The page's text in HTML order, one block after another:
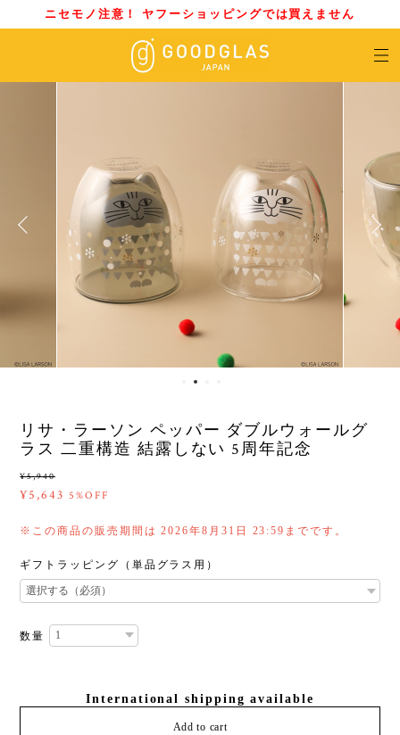
ニセモノ注意！ ヤフーショッピングでは買えません
リサ・ラーソン ペッパー ダブルウォールグ
ラス 二重構造 結露しない 5周年記念
¥5,940
¥5,643 5%OFF
※この商品の販売期間は 2026年8月31日 23:59までです。
ギフトラッピング（単品グラス用）
数量
International shipping available
Add to cart